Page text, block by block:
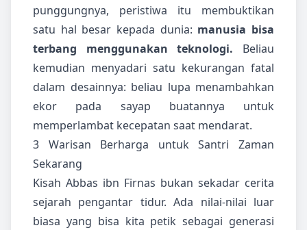
punggungnya, peristiwa itu membuktikan
satu hal besar kepada dunia: manusia bisa
terbang menggunakan teknologi. Beliau
kemudian menyadari satu kekurangan fatal
dalam desainnya: beliau lupa menambahkan
ekor pada sayap buatannya untuk
memperlambat kecepatan saat mendarat.
3 Warisan Berharga untuk Santri Zaman
Sekarang
Kisah Abbas ibn Firnas bukan sekadar cerita
sejarah pengantar tidur. Ada nilai-nilai luar
biasa yang bisa kita petik sebagai generasi